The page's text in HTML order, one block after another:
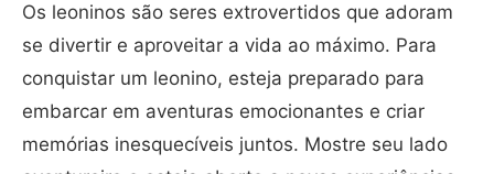
Os leoninos são seres extrovertidos que adoram
se divertir e aproveitar a vida ao máximo. Para
conquistar um leonino, esteja preparado para
embarcar em aventuras emocionantes e criar
memórias inesquecíveis juntos. Mostre seu lado